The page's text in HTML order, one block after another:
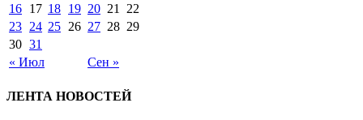
« Июл Сен »
16 17 18 19 20 21
22
23 24 25 26 27 28 29
30 31
ЛЕНТА НОВОСТЕЙ